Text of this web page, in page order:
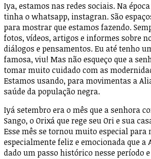
Iya, estamos nas redes sociais. Na
tinha o whatsapp, instagran. São
para mostrar que estamos fazendo.
fotos, vídeos, artigos e informes sobre
diálogos e pensamentos. Eu até tenho
famosa, viu! Mas não esqueço que a
tomar muito cuidado com as
Estamos usando, para movimentas a
saúde da população negra.
Iyá setembro era o mês que a senhora
Sango, o Orixá que rege seu Ori e sua
Esse mês se tornou muito especial
especialmente feliz e emocionada que a
dado um passo histórico nesse período